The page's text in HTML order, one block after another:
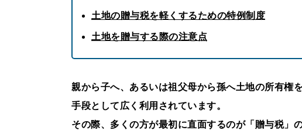
土地の贈与税を軽くするための特例制度
土地を贈与する際の注意点
親から子へ、あるいは祖父母から孫へ土地の所有権
手段として広く利用されています。
その際、多くの方が最初に直面するのが「贈与税」の